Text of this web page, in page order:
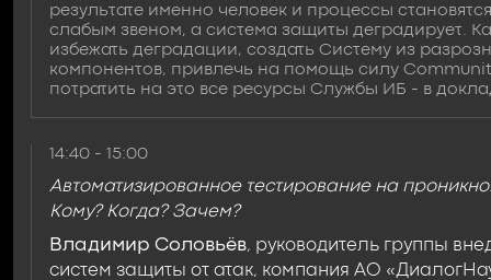
результате именно человек и процессы становятся
слабым звеном, а система защиты деградирует.
избежать деградации, создать Систему из
компонентов, привлечь на помощь силу
потратить на это все ресурсы Службы ИБ - в
14:40 - 15:00
Автоматизированное тестирование на
Кому? Когда? Зачем?
Владимир Соловьёв, руководитель группы
систем защиты от атак, компания АО